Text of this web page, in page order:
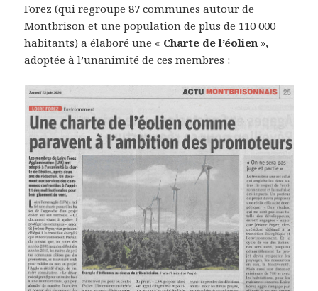
Forez (qui regroupe 87 communes autour de
Montbrison et une population de plus de 110 000
habitants) a élaboré une « Charte de l’éolien »,
adoptée à l’unanimité de ces membres :